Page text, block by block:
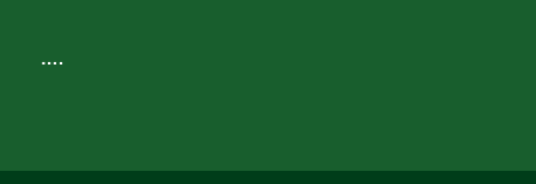
….